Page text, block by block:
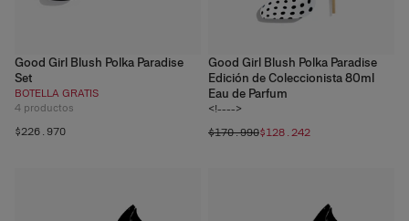
Good Girl Blush Polka Paradise
Set
BOTELLA GRATIS
4 productos
$226.970
Good Girl Blush Polka Paradise
Edición de Coleccionista 80ml
Eau de Parfum
<!---->
$170.990$128.242